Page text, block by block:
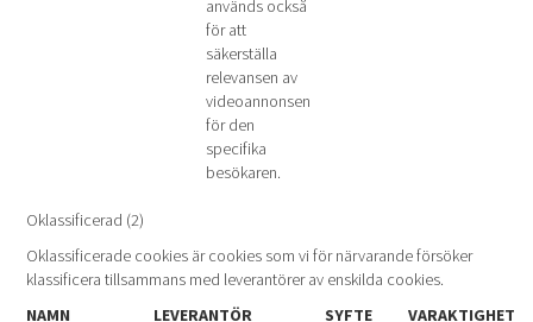
används också
för att
säkerställa
relevansen av
videoannonsen
för den
specifika
besökaren.
Oklassificerad (2)
Oklassificerade cookies är cookies som vi för närvarande försöker
klassificera tillsammans med leverantörer av enskilda cookies.
NAMN
LEVERANTÖR SYFTE
VARAKTIGHET